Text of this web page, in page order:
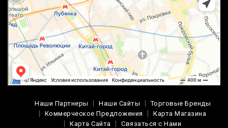
Наши Партнеры Наши Сайты
Торговые Бренды
Коммерческое Предложения
Карта Магазина
Карта Сайта
Связаться с Нами